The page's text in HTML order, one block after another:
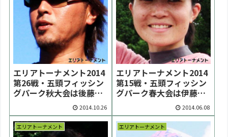
エリアトーナメント2014
第26戦・五頭フィッシン
グパーク秋大会は後藤幸
樹選手が優勝【大会結
果】
2014.10.26
エリアトーナメント2014
第15戦・五頭フィッシン
グパーク春大会は伊藤菜
穂子選手が２年連続優勝
【大会結果】
2014.06.08
エリアトーナメント エリアトーナメント